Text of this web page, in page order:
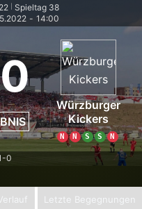
Spieltag 38
- 14:00
0
Würzburger
Kickers
N N S S N
0
Letzte Begegnungen